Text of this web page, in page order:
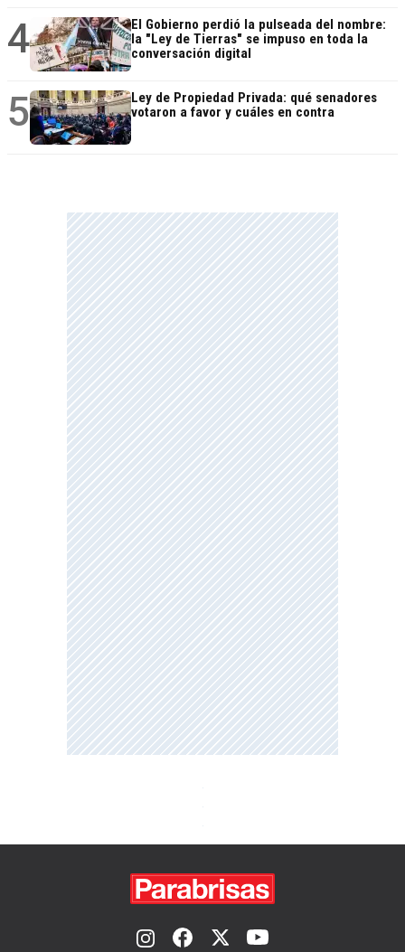
4
El Gobierno perdió la pulseada del nombre:
la "Ley de Tierras" se impuso en toda la
conversación digital
5
Ley de Propiedad Privada: qué senadores
votaron a favor y cuáles en contra